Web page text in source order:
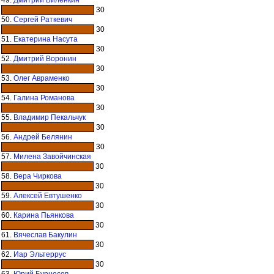
30
50. Сергей Раткевич
30
51. Екатерина Насута
30
52. Дмитрий Воронин
30
53. Олег Авраменко
30
54. Галина Романова
30
55. Владимир Пекальчук
30
56. Андрей Белянин
30
57. Милена Завойчинская
30
58. Вера Чиркова
30
59. Алексей Евтушенко
30
60. Карина Пьянкова
30
61. Вячеслав Бакулин
30
62. Иар Эльтеррус
30